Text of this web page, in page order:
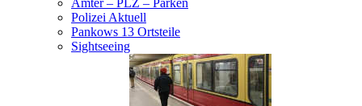
Ämter – PLZ – Parken
Polizei Aktuell
Pankows 13 Ortsteile
Sightseeing